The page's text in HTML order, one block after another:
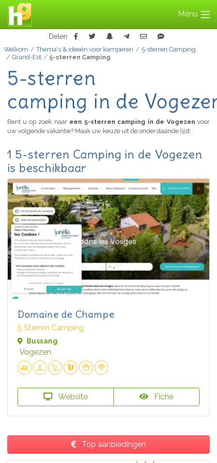
Menu
Delen
Welkom Thema's & ideeën voor kamperen
5-sterren Camping
Grand-Est
5-sterren Camping
5-sterren
camping in de
Bent u op zoek naar een 5-sterren camping in de Vogezenvoor
uw volgende vakantie? Maak uw keuze uit de onderstaande lijst:
1 5-sterren Camping in de Vogezen
is beschikbaar
Domaine de Champe
5 Sterren Camping
Bussang
Vogezen
Website Fiche
Top aanbiedingen